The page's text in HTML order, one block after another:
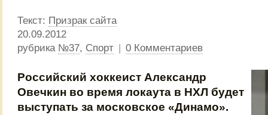
Текст: Призрак сайта
20.09.2012
рубрика №37, Спорт | 0 Комментариев
Российский хоккеист Александр
Овечкин во время локаута в НХЛ будет
выступать за московское «Динамо».